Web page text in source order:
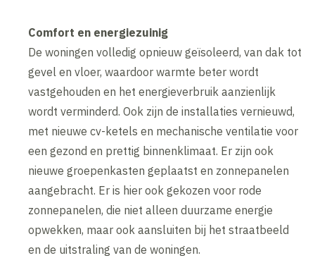
Comfort en energiezuinig
De woningen volledig opnieuw geïsoleerd, van dak tot
gevel en vloer, waardoor warmte beter wordt
vastgehouden en het energieverbruik aanzienlijk
wordt verminderd. Ook zijn de installaties vernieuwd,
met nieuwe cv-ketels en mechanische ventilatie voor
een gezond en prettig binnenklimaat. Er zijn ook
nieuwe groepenkasten geplaatst en zonnepanelen
aangebracht. Er is hier ook gekozen voor rode
zonnepanelen, die niet alleen duurzame energie
opwekken, maar ook aansluiten bij het straatbeeld
en de uitstraling van de woningen.